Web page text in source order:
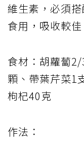
維生素，必須
食用，吸收較佳
食材：胡蘿蔔
顆、帶葉芹菜1
枸杞40克
作法：